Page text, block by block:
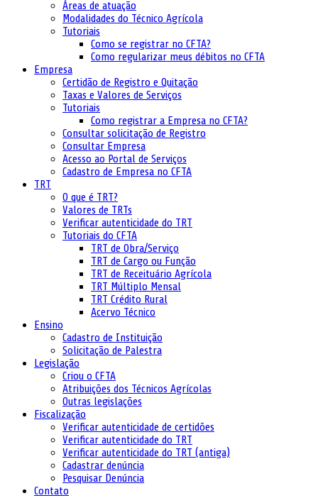
Áreas de atuação
Modalidades do Técnico Agrícola
Tutoriais
Como se registrar no CFTA?
Como regularizar meus débitos no CFTA
Empresa
Certidão de Registro e Quitação
Taxas e Valores de Serviços
Tutoriais
Como registrar a Empresa no CFTA?
Consultar solicitação de Registro
Consultar Empresa
Acesso ao Portal de Serviços
Cadastro de Empresa no CFTA
TRT
O que é TRT?
Valores de TRTs
Verificar autenticidade do TRT
Tutoriais do CFTA
TRT de Obra/Serviço
TRT de Cargo ou Função
TRT de Receituário Agrícola
TRT Múltiplo Mensal
TRT Crédito Rural
Acervo Técnico
Ensino
Cadastro de Instituição
Solicitação de Palestra
Legislação
Criou o CFTA
Atribuições dos Técnicos Agrícolas
Outras legislações
Fiscalização
Verificar autenticidade de certidões
Verificar autenticidade do TRT
Verificar autenticidade do TRT (antiga)
Cadastrar denúncia
Pesquisar Denúncia
Contato